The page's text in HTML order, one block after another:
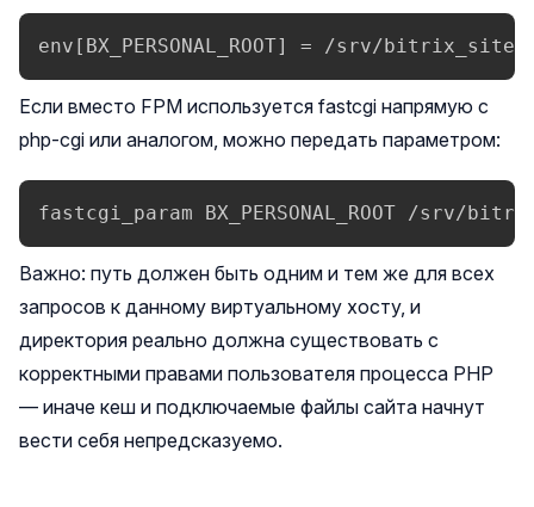
env[BX_PERSONAL_ROOT] = /srv/bitrix_sites/
Если вместо FPM используется fastcgi напрямую с
php‑cgi или аналогом, можно передать параметром:
fastcgi_param BX_PERSONAL_ROOT /srv/
Важно: путь должен быть одним и тем же для всех
запросов к данному виртуальному хосту, и
директория реально должна существовать с
корректными правами пользователя процесса PHP
— иначе кеш и подключаемые файлы сайта начнут
вести себя непредсказуемо.